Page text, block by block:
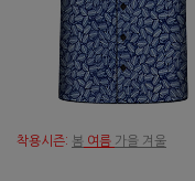
착용시즌: 봄 여름 가을 겨울